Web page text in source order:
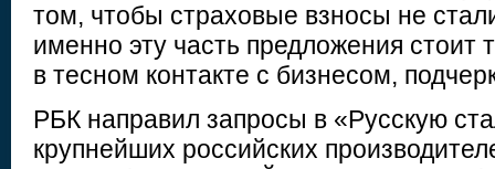
том, чтобы страховые взносы не
именно эту часть предложения стоит
в тесном контакте с бизнесом,
РБК направил запросы в «Русскую
крупнейших российских